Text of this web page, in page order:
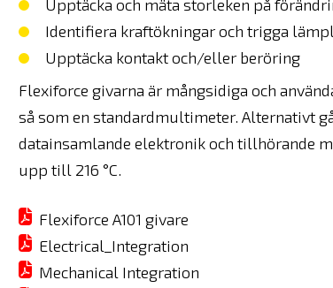
Upptäcka och mäta storleken på
Identifiera kraftökningar och trigga
Upptäcka kontakt och/eller beröring
Flexiforce givarna är mångsidiga och
så som en standardmultimeter. Alternativt
datainsamlande elektronik och tillhörande
upp till 216 °C.
Flexiforce A101 givare
Electrical_Integration
Mechanical Integration